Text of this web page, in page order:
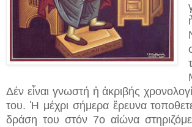
Δέν εἶναι γνωστή ἡ ἀκριβής
του. Ἡ μέχρι σήμερα ἔρευνα
δράση του στόν 7ο αἰώνα